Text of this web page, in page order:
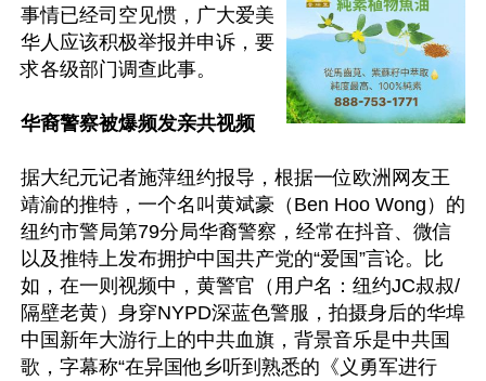
事情已经司空见惯，广大爱美
华人应该积极举报并申诉，要
求各级部门调查此事。
华裔警察被爆频发亲共视频
据大纪元记者施萍纽约报导，根据一位欧洲网友王
靖渝的推特，一个名叫黄斌豪（Ben Hoo Wong）的
纽约市警局第79分局华裔警察，经常在抖音、微信
以及推特上发布拥护中国共产党的“爱国”言论。比
如，在一则视频中，黄警官（用户名：纽约JC叔叔/
隔壁老黄）身穿NYPD深蓝色警服，拍摄身后的华埠
中国新年大游行上的中共血旗，背景音乐是中共国
歌，字幕称“在异国他乡听到熟悉的《义勇军进行